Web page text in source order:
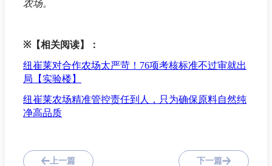
农场。
※【相关阅读】：
纽崔莱对合作农场太严苛！76项考核标准不过审就出
局【实验楼】
纽崔莱农场精准管控责任到人，只为确保原料自然纯
净高品质
上一篇 下一篇